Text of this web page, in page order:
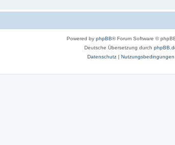
Powered by phpBB® Forum Software ©
Deutsche Übersetzung durch
Datenschutz| Nutzungsbedingungen